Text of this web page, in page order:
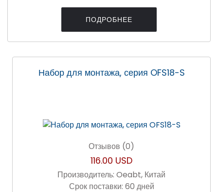
ПОДРОБНЕЕ
Набор для монтажа, серия OFS18-S
Отзывов (0)
116.00 USD
Производитель: Oeabt, Китай
Срок поставки: 60 дней